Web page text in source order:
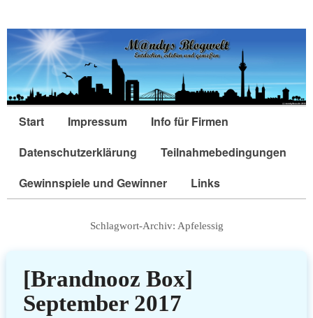
Start Impressum
Info für Firmen
Datenschutzerklärung
Teilnahmebedingungen
Gewinnspiele und Gewinner
Links
Schlagwort-Archiv: Apfelessig
[Brandnooz Box]
September 2017